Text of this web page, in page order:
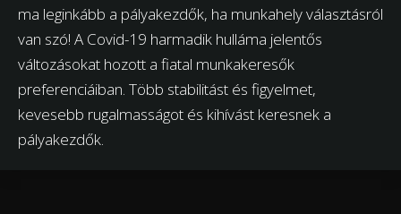
ma leginkább a pályakezdők, ha munkahely választásról
van szó! A Covid-19 harmadik hulláma jelentős
változásokat hozott a fiatal munkakeresők
preferenciáiban. Több stabilitást és figyelmet,
kevesebb rugalmasságot és kihívást keresnek a
pályakezdők.